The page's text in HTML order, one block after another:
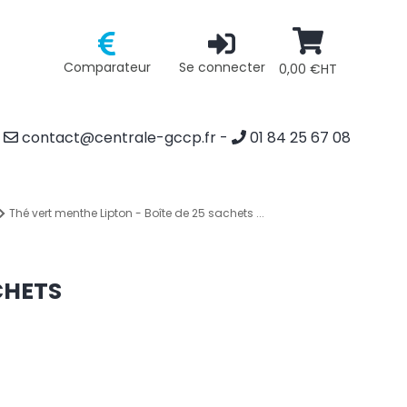
Comparateur Se connecter 0,00 €HT
contact@centrale-gccp.fr - 01 84 25 67 08
Thé vert menthe Lipton - Boîte de 25 sachets ...